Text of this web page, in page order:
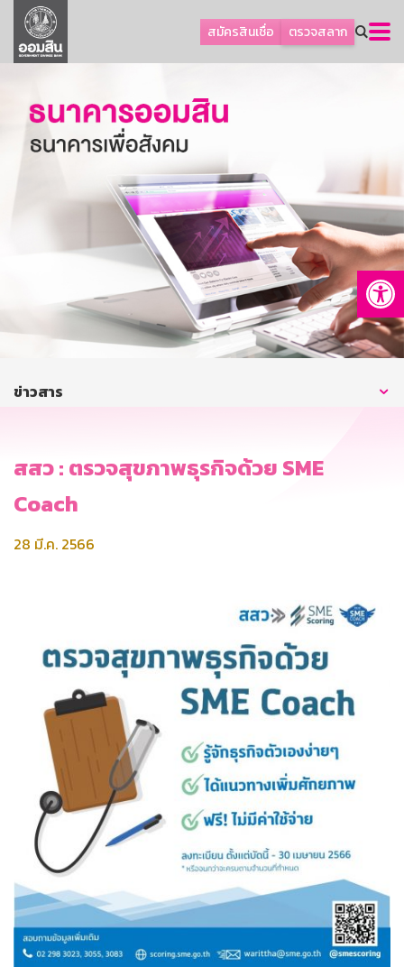
สมัครสินเชื่อ ตรวจสลาก
ลูกค้าธุรกิจ
ลูกค้าผู้ประกอบรายย่อย
ออมเพื่อสุข
เกี่ยวกับธนาคาร
การพัฒนาที่ยั่งยืน
บริการทางการเงิน
ติดต่อเรา
บริการออนไลน์
ข่าวสาร
สสว : ตรวจสุขภาพธุรกิจด้วย SME
Coach
28 มี.ค. 2566